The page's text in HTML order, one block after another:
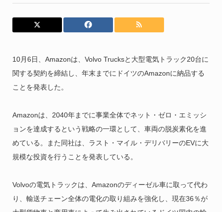
10月6日、Amazonは、Volvo Trucksと大型電気トラック20台に
関する契約を締結し、年末までにドイツのAmazonに納品する
ことを発表した。
Amazonは、2040年までに事業全体でネット・ゼロ・エミッシ
ョンを達成するという戦略の一環として、車両の脱炭素化を進
めている。また同社は、ラスト・マイル・デリバリーのEVに大
規模な投資を行うことを発表している。
Volvoの電気トラックは、Amazonのディーゼル車に取って代わ
り、輸送チェーン全体の電化の取り組みを強化し、現在36％が